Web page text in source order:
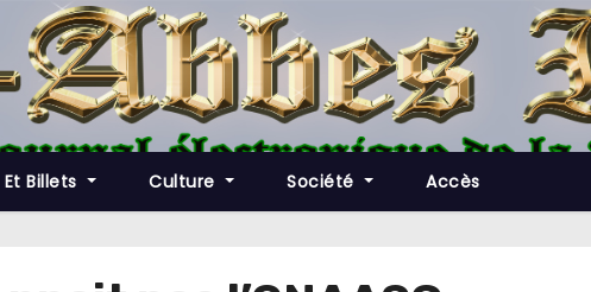
Billets Culture Société Accès